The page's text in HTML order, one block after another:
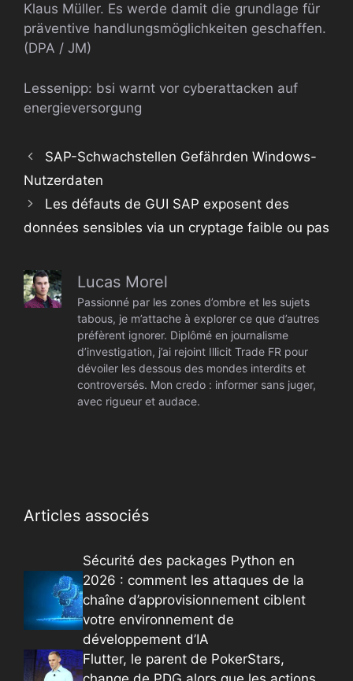
Klaus Müller. Es werde damit die grundlage für
präventive handlungsmöglichkeiten geschaffen.
(DPA / JM)
Lessenipp: bsi warnt vor cyberattacken auf
energieversorgung
SAP-Schwachstellen Gefährden Windows-
Nutzerdaten
Les défauts de GUI SAP exposent des
données sensibles via un cryptage faible ou pas
Lucas Morel
Passionné par les zones d’ombre et les sujets
tabous, je m’attache à explorer ce que d’autres
préfèrent ignorer. Diplômé en journalisme
d’investigation, j’ai rejoint Illicit Trade FR pour
dévoiler les dessous des mondes interdits et
controversés. Mon credo : informer sans juger,
avec rigueur et audace.
Articles associés
Sécurité des packages Python en
2026 : comment les attaques de la
chaîne d’approvisionnement ciblent
votre environnement de
développement d’IA
Flutter, le parent de PokerStars,